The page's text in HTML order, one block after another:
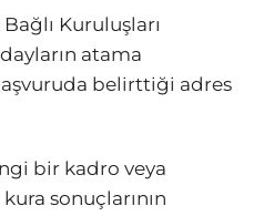
Bağlı Kuruluşları
atama
belirttiği adres
bir kadro veya
sonuçlarının